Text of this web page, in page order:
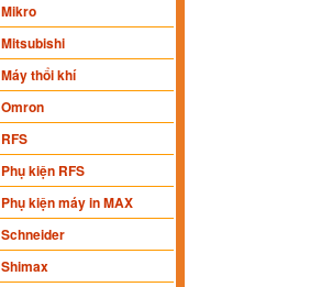
Mikro
Mitsubishi
Máy thổi khí
Omron
RFS
Phụ kiện RFS
Phụ kiện máy in MAX
Schneider
Shimax